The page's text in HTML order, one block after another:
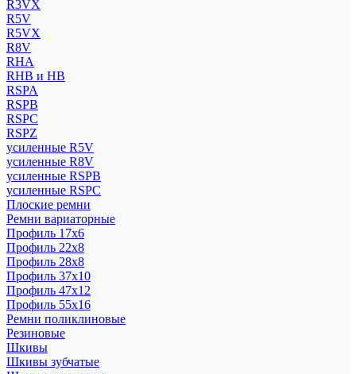
R3VX
R5V
R5VX
R8V
RHA
RHB и HB
RSPA
RSPB
RSPC
RSPZ
усиленные R5V
усиленные R8V
усиленные RSPB
усиленные RSPC
Плоские ремни
Ремни вариаторные
Профиль 17x6
Профиль 22x8
Профиль 28x8
Профиль 37x10
Профиль 47x12
Профиль 55x16
Ремни поликлиновые
Резиновые
Шкивы
Шкивы зубчатые